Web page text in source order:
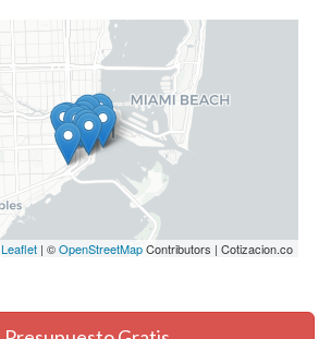
Leaflet | ©OpenStreetMapContributors | Cotizacion.co